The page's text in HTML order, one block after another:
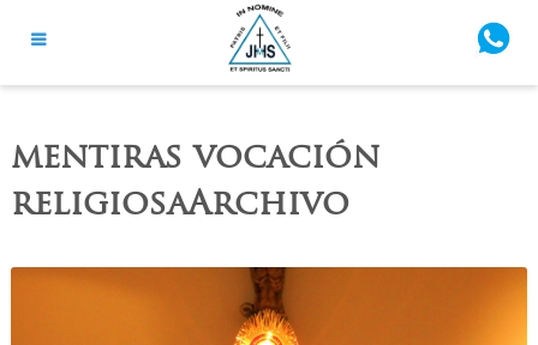
mentiras vocación
religiosaArchivo